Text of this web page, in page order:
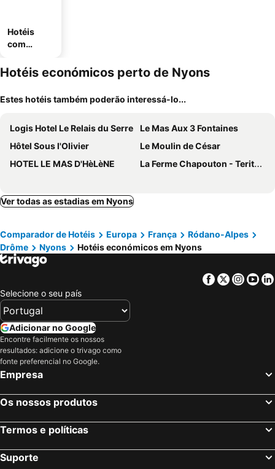
Hotéis
com
mento
Hotéis económicos perto de Nyons
Estes hotéis também poderão interessá-lo...
Logis Hotel Le Relais du Serre
Le Mas Aux 3 Fontaines
Hôtel Sous l'Olivier
Le Moulin de César
HOTEL LE MAS D'HèLèNE
La Ferme Chapouton - Teritoria
Ver todas as estadias em Nyons
Comparador de Hotéis Europa França
Ródano-Alpes
Drôme
Nyons Hotéis económicos em Nyons
Facebook
Twitter
Selecione o seu país
Adicionar no Google
Encontre facilmente os nossos
resultados: adicione o trivago como
fonte preferencial no Google.
Empresa
Os nossos produtos
Termos e políticas
Suporte